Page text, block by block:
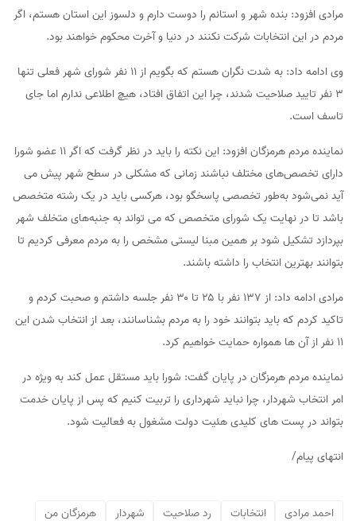
مرادی افزود: بنده شهر و استانم را دوست دارم و دلسوز این استان هستم، اگر
مردم در این انتخابات شرکت نکنند در دنیا و آخرت محکوم خواهند بود.
وی ادامه داد: به شدت نگران هستم که بگویم از ۱۱ نفر شورای شهر فعلی تنها
۳ نفر تایید صلاحیت شدند، چرا این اتفاق افتاد، هیچ اطلاعی ندارم اما جای
تاسف است.
نماینده مردم هرمزگان افزود: این نکته را باید در نظر گرفت که اگر ۱۱ عضو شورا
دارای تخصص‌های مختلف نباشند زمانی که مشکلی در سطح شهر پیش می
آید نمی‌شود به‌طور تخصصی پاسخگو بود، هرکسی باید در یک رشته متخصص
باشد تا در نهایت یک شورای متخصص که می تواند به جنبه‌های متخلف شهر
بپردازد تشکیل شود بر همین مبنا لیستی مشخص را به مردم معرفی کردیم تا
بتوانند بهترین انتخاب را داشته باشند.
مرادی ادامه داد: از ۱۳۷ نفر با ۲۵ تا ۳۰ نفر جلسه داشتم و صحبت کردم و
تاکید کردم که باید بتوانند خود را به مردم بشناسانند، بعد از انتخاب شدن این
۱۱ نفر از آن ها همواره حمایت خواهیم کرد.
نماینده مردم هرمزگان در پایان گفت: شورا باید مستقل عمل کند به ویژه در
امر انتخاب شهردار، چرا نباید شهرداری را تربیت کنیم که پس از پایان خدمت
بتواند در پست های کلیدی هئیت دولت مشغول به فعالیت شود.
انتهای پیام/
احمد مرادی انتخابات رد صلاحیت شهردار هرمزگان من